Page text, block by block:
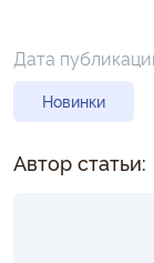
Дата
Новинки
Автор статьи: